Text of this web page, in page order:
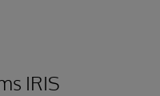
IRIS